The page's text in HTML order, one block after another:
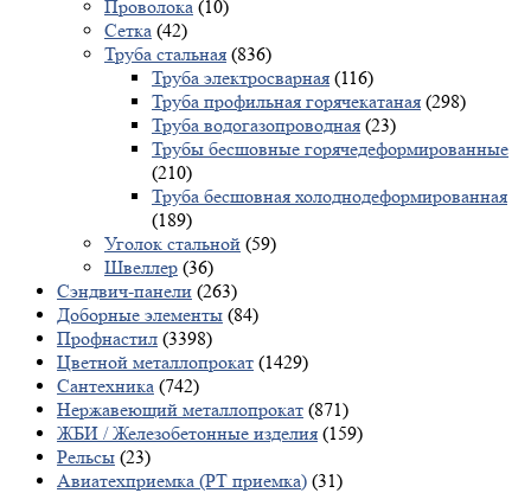
Проволока (10)
Сетка (42)
Труба стальная (836)
Труба электросварная (116)
Труба профильная горячекатаная (298)
Труба водогазопроводная (23)
Трубы бесшовные горячедеформированные
(210)
Труба бесшовная холоднодеформированная
(189)
Уголок стальной (59)
Швеллер (36)
Сэндвич-панели (263)
Доборные элементы (84)
Профнастил (3398)
Цветной металлопрокат (1429)
Сантехника (742)
Нержавеющий металлопрокат (871)
ЖБИ / Железобетонные изделия (159)
Рельсы (23)
Авиатехприемка (РТ приемка) (31)